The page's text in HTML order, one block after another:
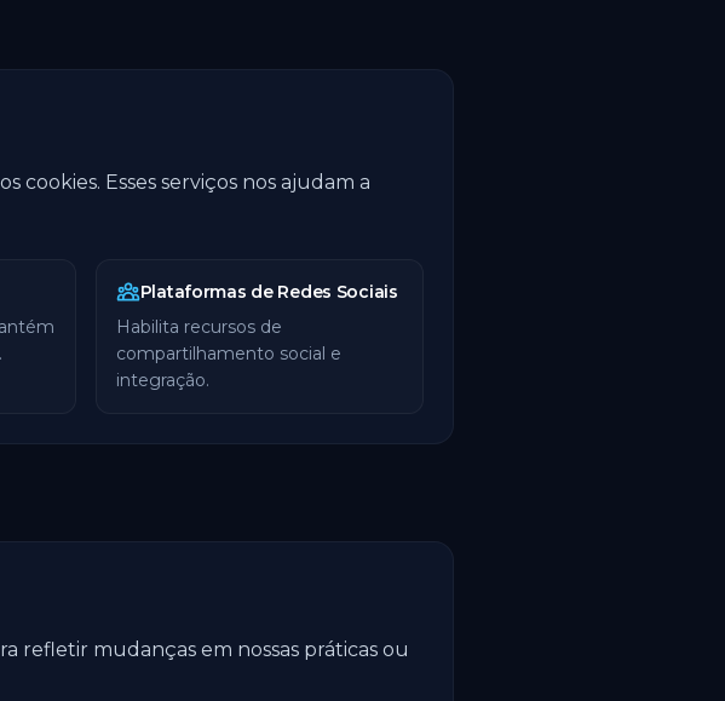
Esses serviços nos ajudam a
Plataformas de Redes Sociais
Habilita recursos de
compartilhamento social e
integração.
refletir mudanças em nossas práticas ou